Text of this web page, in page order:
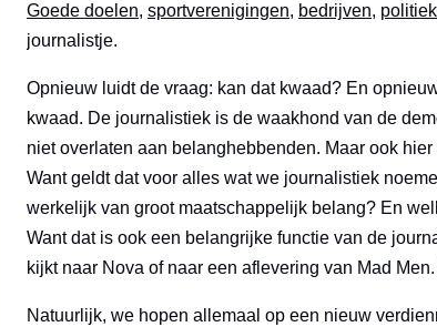
Goede doelen, sportverenigingen, bedrijven,
journalistje.
Opnieuw luidt de vraag: kan dat kwaad? En
kwaad. De journalistiek is de waakhond van de
niet overlaten aan belanghebbenden. Maar ook
Want geldt dat voor alles wat we journalistiek
werkelijk van groot maatschappelijk belang? En
Want dat is ook een belangrijke functie van de
kijkt naar Nova of naar een aflevering van Mad
Natuurlijk, we hopen allemaal op een nieuw